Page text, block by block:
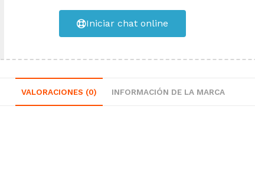
Iniciar chat online
VALORACIONES (0) INFORMACIÓN DE LA MARCA